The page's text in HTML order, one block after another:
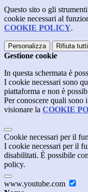
Questo sito o gli
cookie necessari al
COOKIE POLICY.
Personalizza Rifiuta tutti
Gestione cookie
In questa schermata è
I cookie necessari sono
piattaforma e non è
Per conoscere quali sono
visionare la COOKIE
Cookie necessari per il
I cookie necessari per il
disabilitati. È possibile
policy.
www.youtube.com